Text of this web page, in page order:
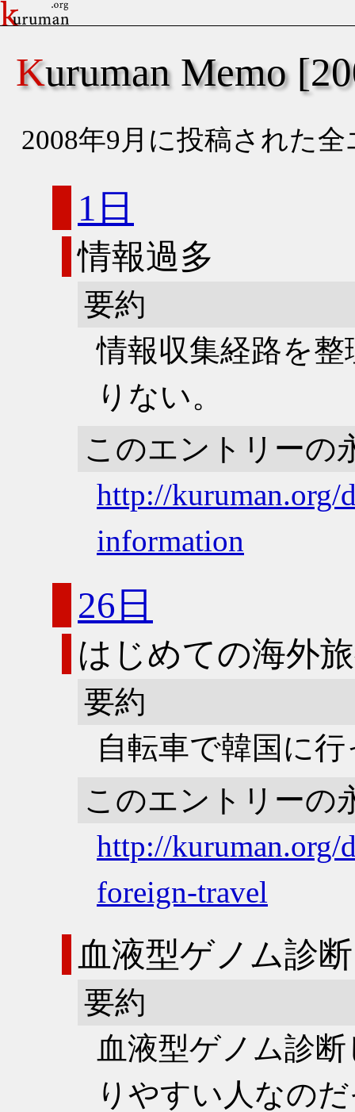
Kuruman Memo
2008年9月に投稿された
1日
情報過多
要約
情報収集経路を
りない。
このエントリーの
http://kuruman.org/
information
26日
はじめての海外
要約
自転車で韓国に
このエントリーの
http://
foreign-travel
血液型ゲノム診断
要約
血液型ゲノム診
りやすい人なの